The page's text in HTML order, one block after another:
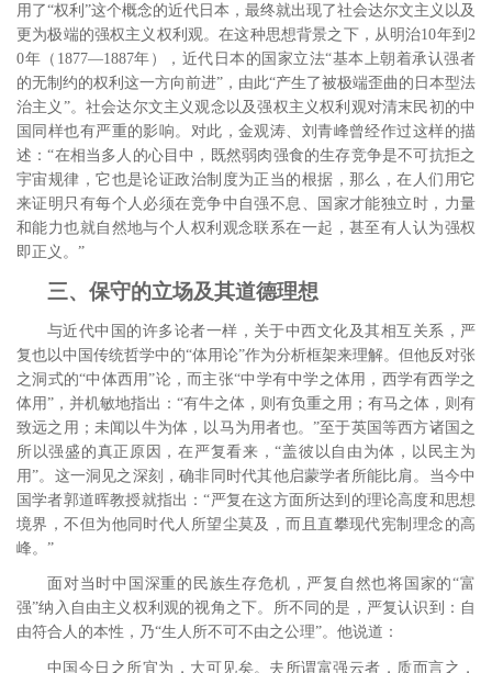
用了“权利”这个概念的近代日本，最终就出现了社会达尔文主义以及
更为极端的强权主义权利观。在这种思想背景之下，从明治10年到2
0年（1877―1887年），近代日本的国家立法“基本上朝着承认强者
的无制约的权利这一方向前进”，由此“产生了被极端歪曲的日本型法
治主义”。社会达尔文主义观念以及强权主义权利观对清末民初的中
国同样也有严重的影响。对此，金观涛、刘青峰曾经作过这样的描
述：“在相当多人的心目中，既然弱肉强食的生存竞争是不可抗拒之
宇宙规律，它也是论证政治制度为正当的根据，那么，在人们用它
来证明只有每个人必须在竞争中自强不息、国家才能独立时，力量
和能力也就自然地与个人权利观念联系在一起，甚至有人认为强权
即正义。”
三、保守的立场及其道德理想
与近代中国的许多论者一样，关于中西文化及其相互关系，严
复也以中国传统哲学中的“体用论”作为分析框架来理解。但他反对张
之洞式的“中体西用”论，而主张“中学有中学之体用，西学有西学之
体用”，并机敏地指出：“有牛之体，则有负重之用；有马之体，则有
致远之用；未闻以牛为体，以马为用者也。”至于英国等西方诸国之
所以强盛的真正原因，在严复看来，“盖彼以自由为体，以民主为
用”。 这一洞见之深刻，确非同时代其他启蒙学者所能比肩。当今中
国学者郭道晖教授就指出：“严复在这方面所达到的理论高度和思想
境界，不但为他同时代人所望尘莫及，而且直攀现代宪制理念的高
峰。”
面对当时中国深重的民族生存危机，严复自然也将国家的“富
强”纳入自由主义权利观的视角之下。所不同的是，严复认识到：自
由符合人的本性，乃“生人所不可不由之公理”。 他说道：
中国今日之所宜为，大可见矣。夫所谓富强云者，质而言之，